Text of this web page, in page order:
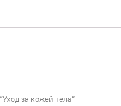
за кожей тела”